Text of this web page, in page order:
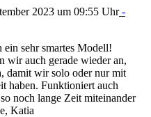
2023 um 09:55 Uhr-
ein sehr smartes Modell!
wir auch gerade wieder an,
damit wir solo oder nur mit
haben. Funktioniert auch
noch lange Zeit miteinander
Katia